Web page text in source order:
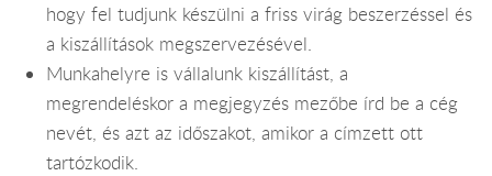
hogy fel tudjunk készülni a friss virág beszerzéssel és
a kiszállítások megszervezésével.
Munkahelyre is vállalunk kiszállítást, a
megrendeléskor a megjegyzés mezőbe írd be a cég
nevét, és azt az időszakot, amikor a címzett ott
tartózkodik.